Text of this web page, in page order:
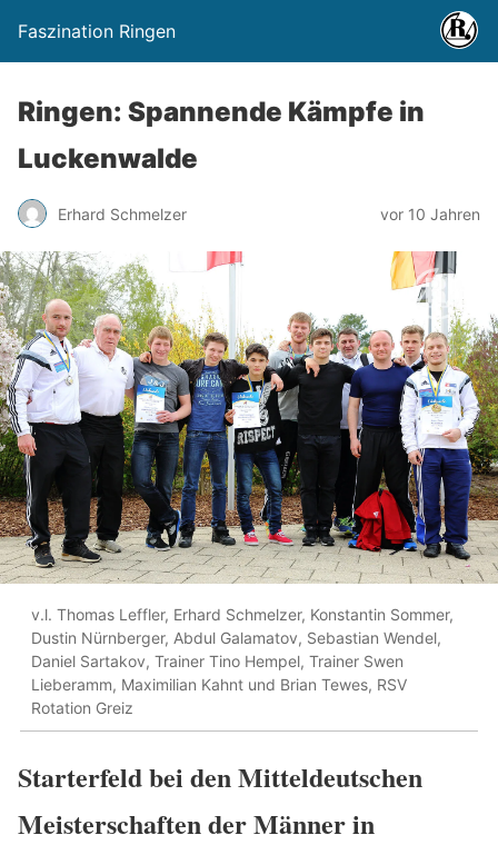
Faszination Ringen
Ringen: Spannende Kämpfe in
Luckenwalde
Erhard Schmelzer vor 10 Jahren
v.l. Thomas Leffler, Erhard Schmelzer, Konstantin Sommer,
Dustin Nürnberger, Abdul Galamatov, Sebastian Wendel,
Daniel Sartakov, Trainer Tino Hempel, Trainer Swen
Lieberamm, Maximilian Kahnt und Brian Tewes, RSV
Rotation Greiz
Starterfeld bei den Mitteldeutschen
Meisterschaften der Männer in